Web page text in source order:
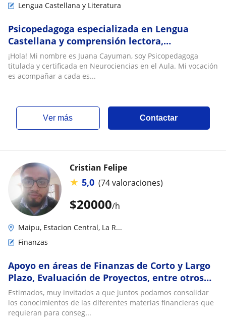
Lengua Castellana y Literatura
Psicopedagoga especializada en Lengua
Castellana y comprensión lectora,
reforzamiento y técnicas de estudio
¡Hola! Mi nombre es Juana Cayuman, soy Psicopedagoga
titulada y certificada en Neurociencias en el Aula. Mi vocación
es acompañar a cada es...
ver más Contactar
$20000/h
Cristian Felipe
★ 5,0 (74 valoraciones)
Maipu, Estacion Central, La R...
Finanzas
Apoyo en áreas de Finanzas de Corto y Largo
Plazo, Evaluación de Proyectos, entre otros
temas Financieros
Estimados, muy invitados a que juntos podamos consolidar
los conocimientos de las diferentes materias financieras que
requieran para conseg...